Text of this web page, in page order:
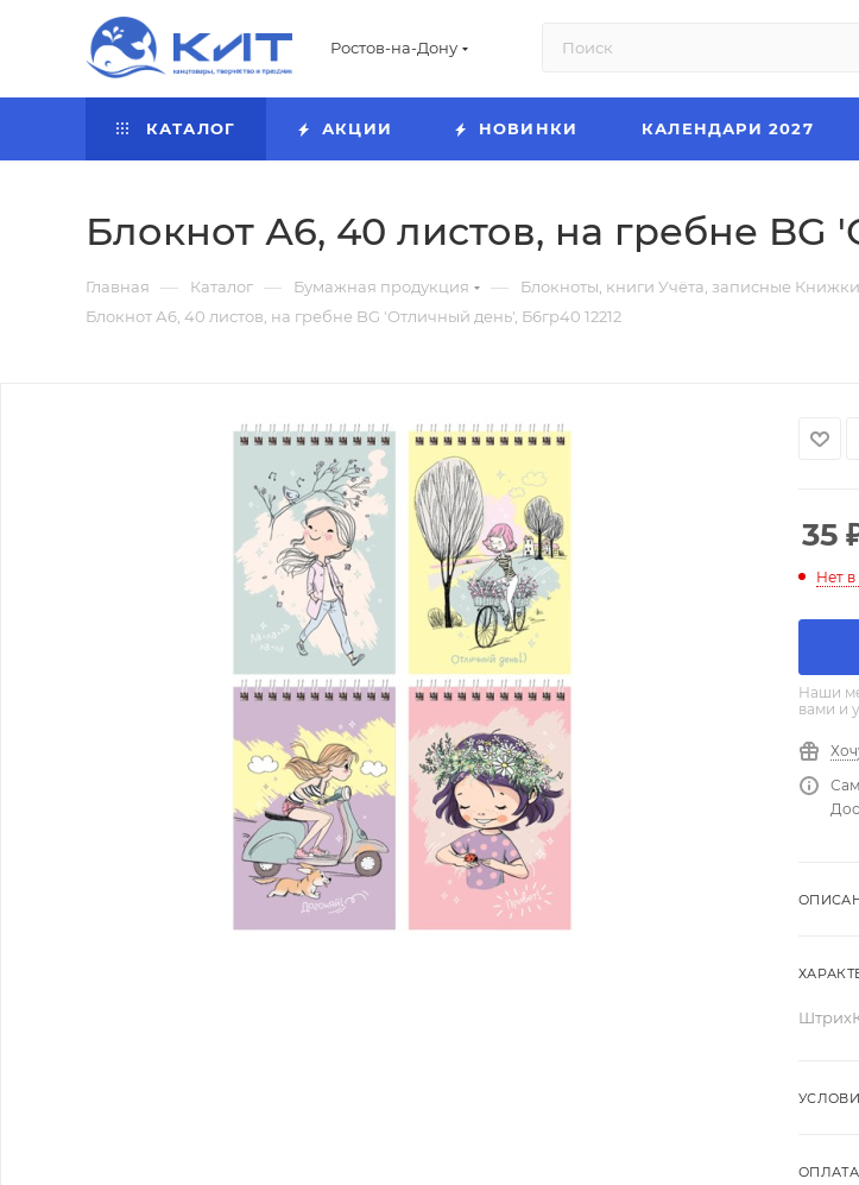
Ростов-на-Дону
КАТАЛОГ АКЦИИ НОВИНКИ КАЛЕНДАРИ 2027
Блокнот А6, 40 листов, на гребне BG
Главная — Каталог — Бумажная продукция — Блокноты, книги Учёта, записные Книжки
Блокнот А6, 40 листов, на гребне BG 'Отличный день', Б6гр40 12212
35
Нет
Наши
вами и